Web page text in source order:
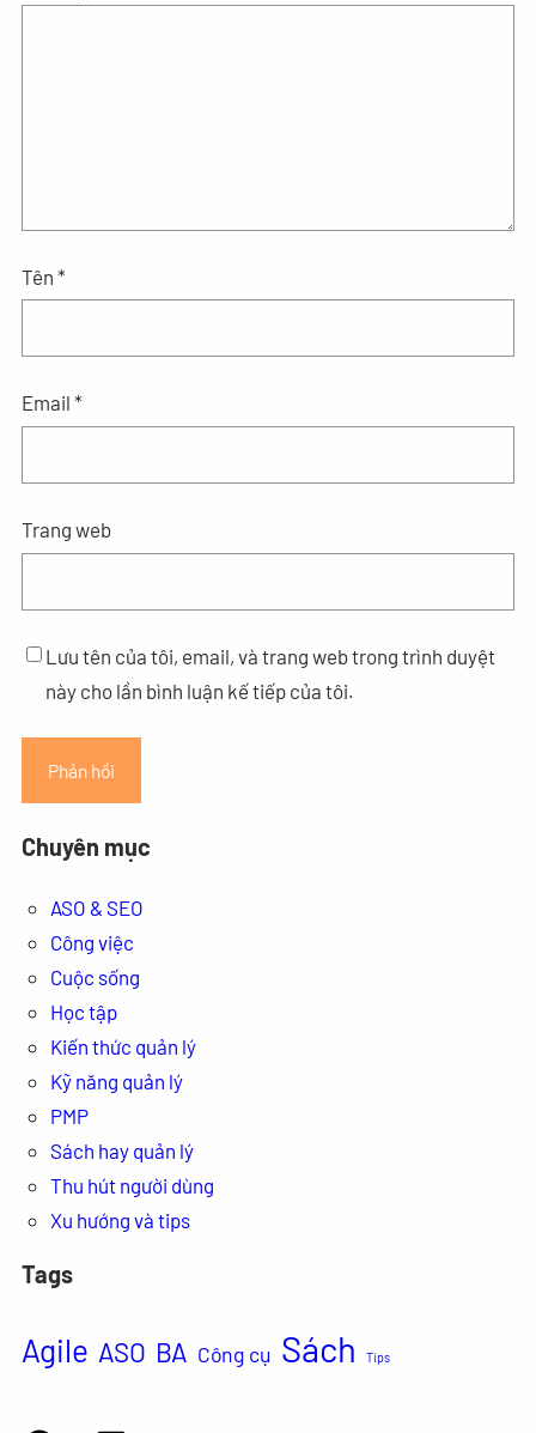
Tên *
Email *
Trang web
Lưu tên của tôi, email, và trang web trong trình duyệt
này cho lần bình luận kế tiếp của tôi.
Chuyên mục
ASO & SEO
Công việc
Cuộc sống
Học tập
Kiến thức quản lý
Kỹ năng quản lý
PMP
Sách hay quản lý
Thu hút người dùng
Xu hướng và tips
Tags
Agile ASO BA Công cụ Sách Tips